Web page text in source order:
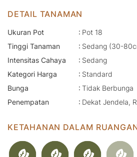
DETAIL TANAMAN
Ukuran Pot : Pot 18
Tinggi Tanaman
: Sedang (30-
Intensitas Cahaya
: Sedang
Kategori Harga
: Standard
Bunga
: Tidak Berbunga
Penempatan
: Dekat Jendela,
KETAHANAN DALAM